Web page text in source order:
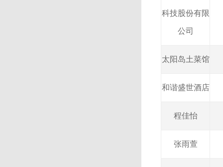
科技股份有限
公司
太阳岛土菜馆
和谐盛世酒店
程佳怡
张雨萱